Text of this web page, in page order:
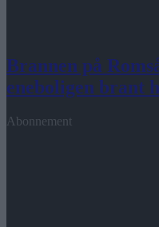
Brannen på
eneboligen brant
Abonnement